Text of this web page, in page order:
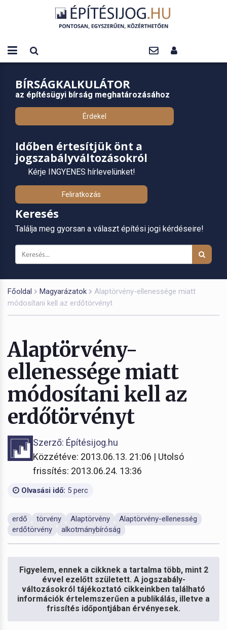
BÍRSÁGKALKULÁTOR
az építésügyi bírság meghatározásához
Érdekel
Időben értesítjük önt a
jogszabályváltozásokról
Kérje INGYENES hírlevelünket!
Feliratkozás
Keresés
Találja meg gyorsan a választ építési jogi kérdéseire!
Főoldal Magyarázatok
Alaptörvény-ellenessége miatt
módosítani kell az erdőtörvényt
Alaptörvény-
ellenessége miatt
módosítani kell az
erdőtörvényt
Szerző: Építésijog.hu
Közzétéve: 2013.06.13. 21:06 | Utolsó
frissítés: 2013.06.24. 13:36
Olvasási idő: 5 perc
erdő törvény Alaptörvény
Alaptörvény-ellenesség
erdőtörvény
alkotmánybíróság
Figyelem, ennek a cikknek a tartalma több, mint 2
évvel ezelőtt született. A jogszabály-
változásokról tájékoztató cikkeinkben található
információk értelemszerűen a publikálás, illetve a
frissítés időpontjában érvényesek.